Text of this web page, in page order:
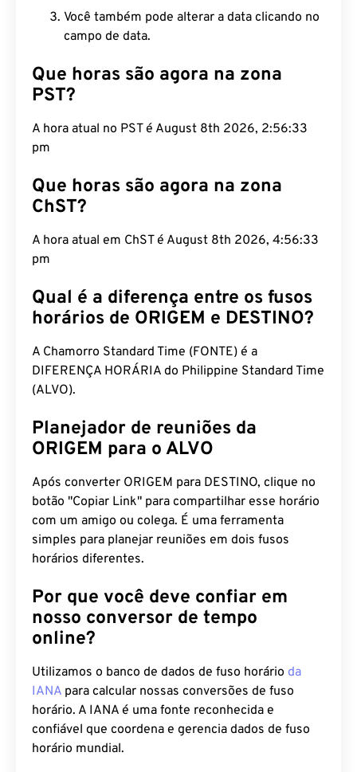
Você também pode alterar a data clicando no
campo de data.
Que horas são agora na zona
PST?
A hora atual no PST é August 8th 2026, 2:56:34
pm
Que horas são agora na zona
ChST?
A hora atual em ChST é August 8th 2026, 4:56:34
pm
Qual é a diferença entre os fusos
horários de ORIGEM e DESTINO?
A Chamorro Standard Time (FONTE) é a
DIFERENÇA HORÁRIA do Philippine Standard Time
(ALVO).
Planejador de reuniões da
ORIGEM para o ALVO
Após converter ORIGEM para DESTINO, clique no
botão "Copiar Link" para compartilhar esse horário
com um amigo ou colega. É uma ferramenta
simples para planejar reuniões em dois fusos
horários diferentes.
Por que você deve confiar em
nosso conversor de tempo
online?
Utilizamos o banco de dados de fuso horário da
IANA para calcular nossas conversões de fuso
horário. A IANA é uma fonte reconhecida e
confiável que coordena e gerencia dados de fuso
horário mundial.